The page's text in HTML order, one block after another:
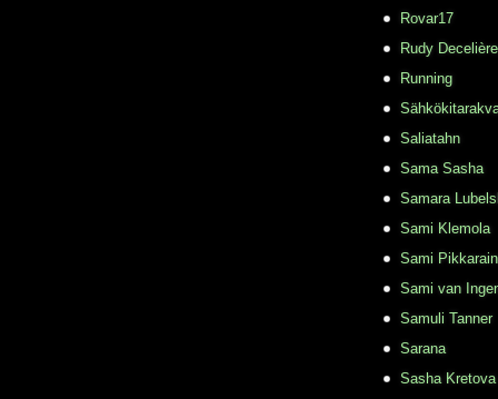
Rovar17
Rudy Decelière
Running
Saliatahn
Sama Sasha
Samara
Sami Klemola
Sami
Sami van
Samuli Tanner
Sarana
Sasha Kretova